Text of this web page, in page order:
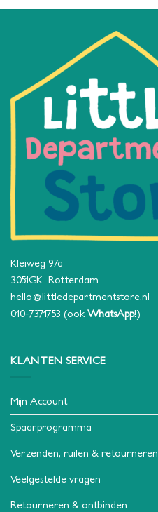
Kleiweg 97a
3051GK Rotterdam
hello@littledepartmentstore.nl
010-7371753 (ook WhatsApp!)
KLANTEN SERVICE
Mijn Account
Spaarprogramma
Verzenden, ruilen & retourneren
Veelgestelde vragen
Retourneren & ontbinden